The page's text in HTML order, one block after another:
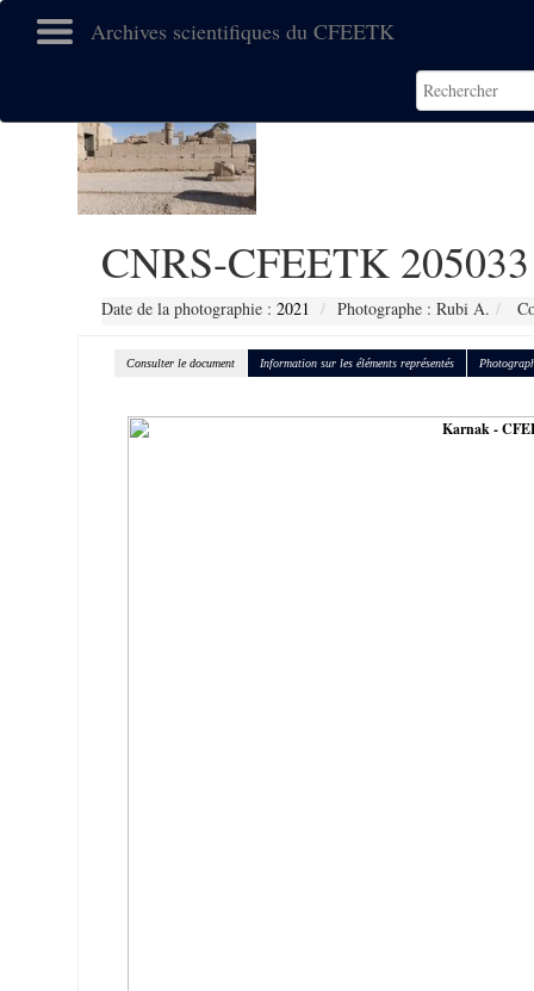
Archives scientifiques du CFEETK
CNRS-CFEETK 205033
Date de la photographie : 2021 Photographe : Rubi A.
Consulter le document Information sur les éléments représentés